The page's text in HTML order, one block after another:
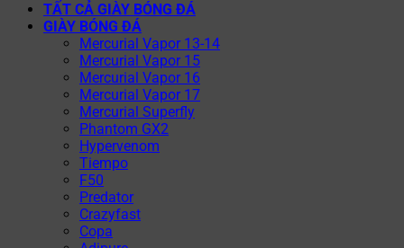
TẤT CẢ GIÀY BÓNG ĐÁ
GIÀY BÓNG ĐÁ
Mercurial Vapor 13-14
Mercurial Vapor 15
Mercurial Vapor 16
Mercurial Vapor 17
Mercurial Superfly
Phantom GX2
Hypervenom
Tiempo
F50
Predator
Crazyfast
Copa